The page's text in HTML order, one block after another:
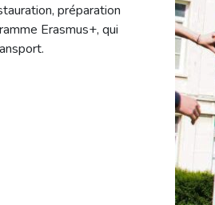
préparation
Erasmus+, qui